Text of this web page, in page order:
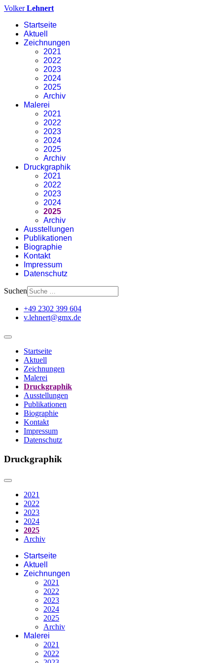
VolkerLehnert
Startseite
Aktuell
Zeichnungen
2021
2022
2023
2024
2025
Archiv
Malerei
2021
2022
2023
2024
2025
Archiv
Druckgraphik
2021
2022
2023
2024
2025
Archiv
Ausstellungen
Publikationen
Biographie
Kontakt
Impressum
Datenschutz
Suchen
+49 2302 399 604
v.lehnert@gmx.de
Startseite
Aktuell
Zeichnungen
Malerei
Druckgraphik
Ausstellungen
Publikationen
Biographie
Kontakt
Impressum
Datenschutz
Druckgraphik
2021
2022
2023
2024
2025
Archiv
Startseite
Aktuell
Zeichnungen
2021
2022
2023
2024
2025
Archiv
Malerei
2021
2022